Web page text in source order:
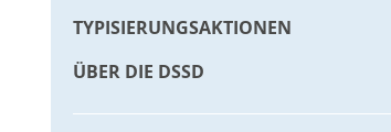
TYPISIERUNGSAKTIONEN
ÜBER DIE DSSD